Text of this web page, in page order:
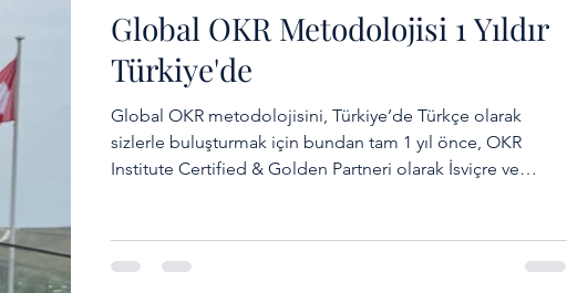
Global OKR Metodolojisi 1 Yıldır
Türkiye'de
Global OKR metodolojisini, Türkiye’de Türkçe olarak
sizlerle buluşturmak için bundan tam 1 yıl önce, OKR
Institute Certified & Golden Partneri olarak İsviçre ve